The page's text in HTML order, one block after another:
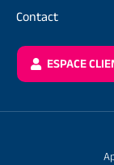
Contact
ESPACE